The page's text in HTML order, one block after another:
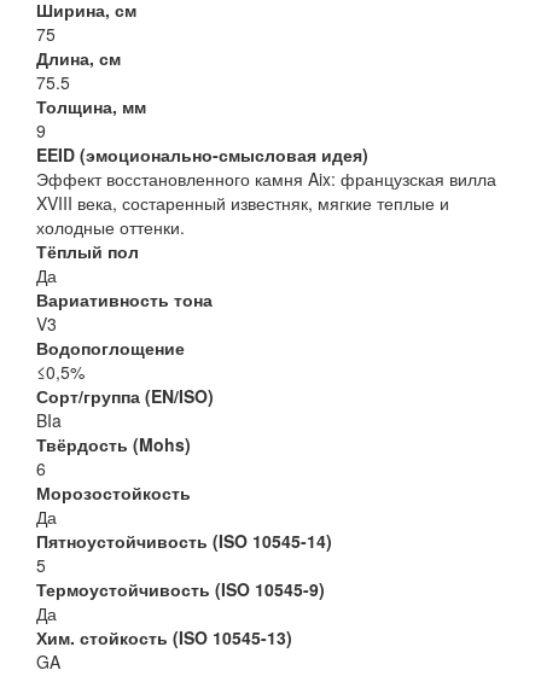
Ширина, см
75
Длина, см
75.5
Толщина, мм
9
EEID (эмоционально-смысловая идея)
Эффект восстановленного камня Aix: французская вилла
XVIII века, состаренный известняк, мягкие теплые и
холодные оттенки.
Тёплый пол
Да
Вариативность тона
V3
Водопоглощение
≤0,5%
Сорт/группа (EN/ISO)
BIa
Твёрдость (Mohs)
6
Морозостойкость
Да
Пятноустойчивость (ISO 10545-14)
5
Термоустойчивость (ISO 10545-9)
Да
Хим. стойкость (ISO 10545-13)
GA